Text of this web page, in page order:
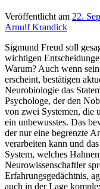
Veröffentlicht am 22.
Arnulf Krandick
Sigmund Freud soll
wichtigen
Warum? Auch wenn
erscheint, bestätigen
Neurobiologie das
Psychologe, der den
von zwei Systemen, die
ein unbewusstes. Das
der nur eine begrenzte
verarbeiten kann und
System, welches
Neurowissenschaftler
Erfahrungsgedächtnis,
auch in der Lage